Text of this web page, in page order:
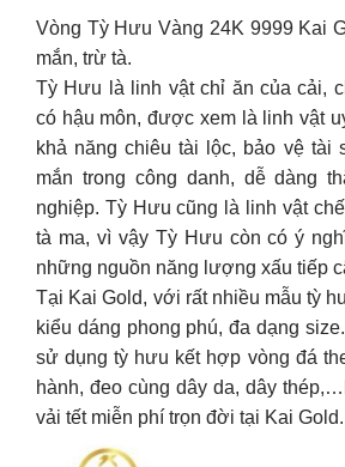
Vòng Tỳ Hưu Vàng 24K 9999 Kai
mắn, trừ tà.
Tỳ Hưu là linh vật chỉ ăn của cải,
có hậu môn, được xem là linh vật
khả năng chiêu tài lộc, bảo vệ tài
mắn trong công danh, dễ dàng
nghiệp. Tỳ Hưu cũng là linh vật
tà ma, vì vậy Tỳ Hưu còn có ý
những nguồn năng lượng xấu tiếp
Tại Kai Gold, với rất nhiều mẫu tỳ
kiểu dáng phong phú, đa dạng
sử dụng tỳ hưu kết hợp vòng đá
hành, đeo cùng dây da, dây
vải tết miễn phí trọn đời tại Kai Gold.